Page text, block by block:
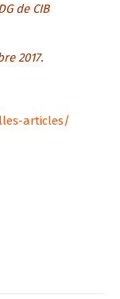
de CIB
2017.
articles/